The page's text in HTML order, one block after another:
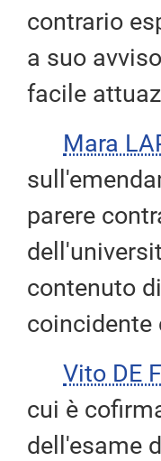
contrario
a suo
facile
Mara
parere
contenuto
coincidente
Vito DE
cui è
dell'esame